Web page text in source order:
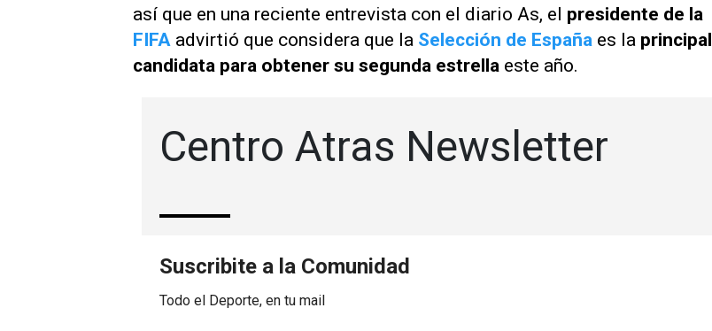
así que en una reciente entrevista con el diario As, el presidente de la
FIFA advirtió que considera que la Selección de España es la principal
candidata para obtener su segunda estrella este año.